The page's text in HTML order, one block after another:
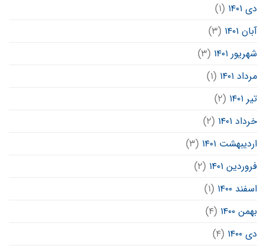
دی ۱۴۰۱
(۱)
آبان ۱۴۰۱
(۳)
شهریور ۱۴۰۱
(۳)
مرداد ۱۴۰۱
(۱)
تیر ۱۴۰۱
(۲)
خرداد ۱۴۰۱
(۲)
اردیبهشت ۱۴۰۱
(۳)
فروردین ۱۴۰۱
(۲)
اسفند ۱۴۰۰
(۱)
بهمن ۱۴۰۰
(۴)
دی ۱۴۰۰
(۴)